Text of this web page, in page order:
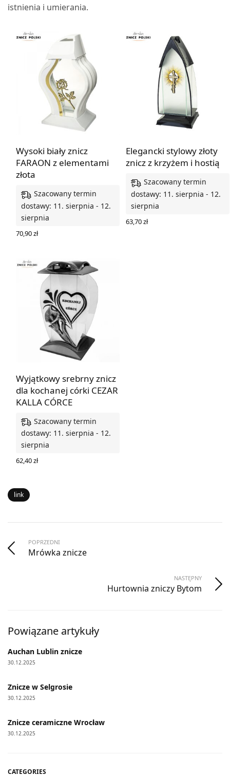
istnienia i umierania.
Wysoki biały znicz
FARAON z elementami
złota
Szacowany termin
dostawy: 11. sierpnia - 12.
sierpnia
70,90zł
Elegancki stylowy złoty
znicz z krzyżem i hostią
Szacowany termin
dostawy: 11. sierpnia - 12.
sierpnia
63,70zł
Wyjątkowy srebrny znicz
dla kochanej córki CEZAR
KALLA CÓRCE
Szacowany termin
dostawy: 11. sierpnia - 12.
sierpnia
62,40zł
link
POPRZEDNI
Mrówka znicze
NASTĘPNY
Hurtownia zniczy Bytom
Powiązane artykuły
Auchan Lublin znicze
30.12.2025
Znicze w Selgrosie
30.12.2025
Znicze ceramiczne Wrocław
30.12.2025
CATEGORIES